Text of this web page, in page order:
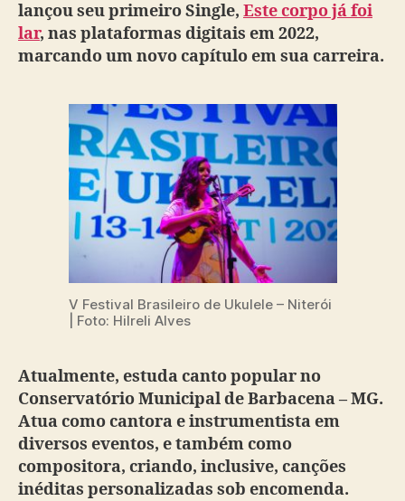
lançou seu primeiro Single, Este corpo já foi
lar, nas plataformas digitais em 2022,
marcando um novo capítulo em sua carreira.
V Festival Brasileiro de Ukulele – Niterói
| Foto: Hilreli Alves
Atualmente, estuda canto popular no
Conservatório Municipal de Barbacena – MG.
Atua como cantora e instrumentista em
diversos eventos, e também como
compositora, criando, inclusive, canções
inéditas personalizadas sob encomenda.